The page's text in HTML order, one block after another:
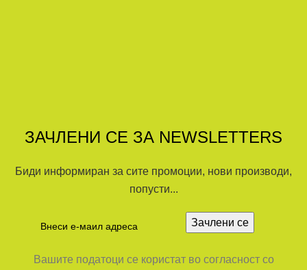
ЗАЧЛЕНИ СЕ ЗА NEWSLETTERS
Биди информиран за сите промоции, нови производи,
попусти...
Вашите податоци се користат во согласност со